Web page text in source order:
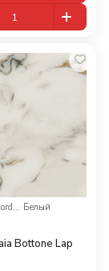
Atlas Concorde Russia ·Белый
Bottone Lap